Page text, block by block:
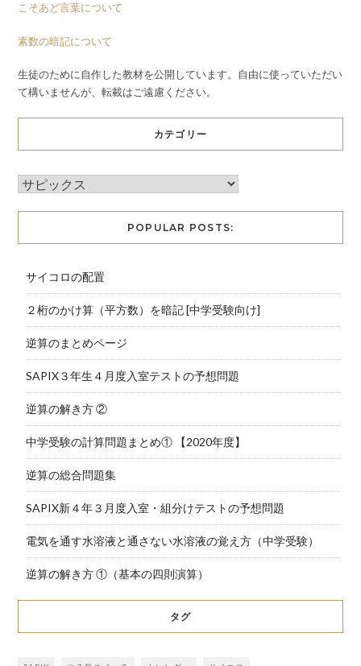
こそあど言葉について
素数の暗記について
生徒のために自作した教材を公開しています。自由に使っていただい
て構いませんが、転載はご遠慮ください。
カテゴリー
POPULAR POSTS:
サイコロの配置
２桁のかけ算（平方数）を暗記 [中学受験向け]
逆算のまとめページ
SAPIX３年生４月度入室テストの予想問題
逆算の解き方 ②
中学受験の計算問題まとめ① 【2020年度】
逆算の総合問題集
SAPIX新４年３月度入室・組分けテストの予想問題
電気を通す水溶液と通さない水溶液の覚え方（中学受験）
逆算の解き方 ①（基本の四則演算）
タグ